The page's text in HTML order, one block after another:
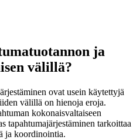
ja
välillä?
ovat usein käytettyjä
välillä on hienoja eroja.
kokonaisvaltaiseen
tapahtumajärjestäminen tarkoittaa
ja koordinointia.